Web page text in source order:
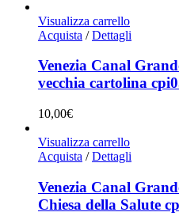
Visualizza carrello
Acquista / Dettagli
Venezia Canal
vecchia cartolina
10,00€
Visualizza carrello
Acquista / Dettagli
Venezia Canal
Chiesa della Salute